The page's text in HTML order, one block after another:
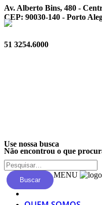
Av. Alberto Bins, 480 -
CEP: 90030-140 - Porto
51 3254.6000
Não encontrou o que
Use nossa busca
Buscar
MENU